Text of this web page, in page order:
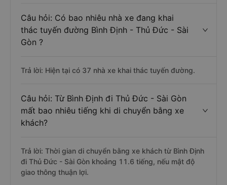
Câu hỏi: Có bao nhiêu nhà xe đang khai
thác tuyến đường Bình Định - Thủ Đức - Sài
Gòn ?
Trả lời: Hiện tại có 37 nhà xe khai thác tuyến đường.
Câu hỏi: Từ Bình Định đi Thủ Đức - Sài Gòn
mất bao nhiêu tiếng khi di chuyển bằng xe
khách?
Trả lời: Thời gian di chuyển bằng xe khách từ Bình Định
đi Thủ Đức - Sài Gòn khoảng 11.6 tiếng, nếu mật độ
giao thông thuận lợi.